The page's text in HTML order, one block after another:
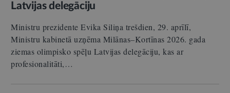
Latvijas delegāciju
Ministru prezidente Evika Siliņa trešdien, 29. aprīlī,
Ministru kabinetā uzņēma Milānas–Kortīnas 2026. gada
ziemas olimpisko spēļu Latvijas delegāciju, kas ar
profesionalitāti,…